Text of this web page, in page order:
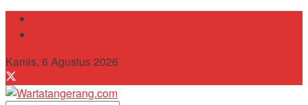
Kamis, 6 Agustus 2026